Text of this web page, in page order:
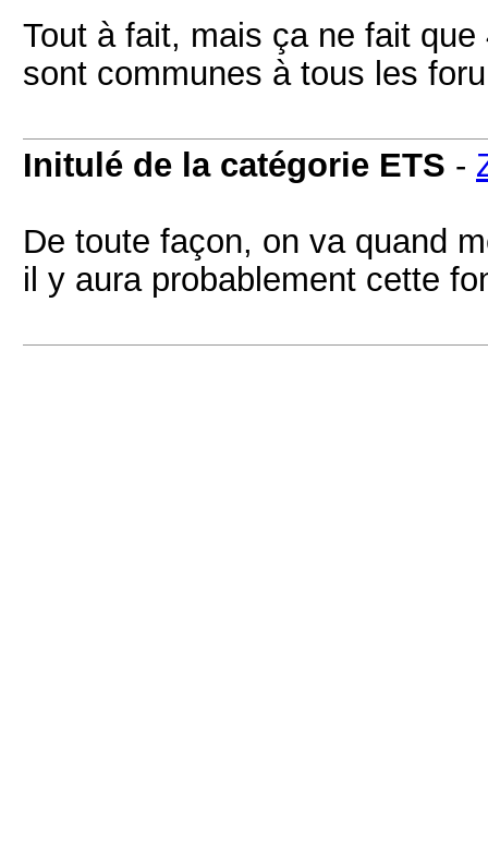
Tout à fait, mais ça ne fait
sont communes à tous les
Initulé de la catégorie ETS -
De toute façon, on va quand
il y aura probablement cette